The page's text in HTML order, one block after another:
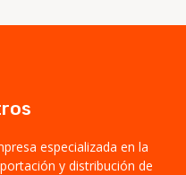
especializada en la
y distribución de